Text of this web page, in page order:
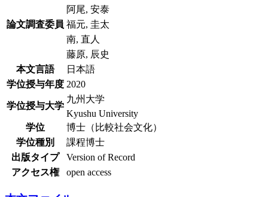
論文調査委員
阿尾, 安泰
福元, 圭太
南, 直人
藤原, 辰史
本文言語
日本語
学位授与年度 2020
学位授与大学
九州大学
Kyushu University
学位
博士（比較社会文化）
学位種別
課程博士
出版タイプ
Version of Record
アクセス権
open access